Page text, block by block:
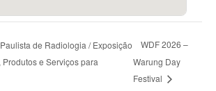
de Radiologia / Exposição
e Serviços para
WDF 2026 –
Warung Day
Festival